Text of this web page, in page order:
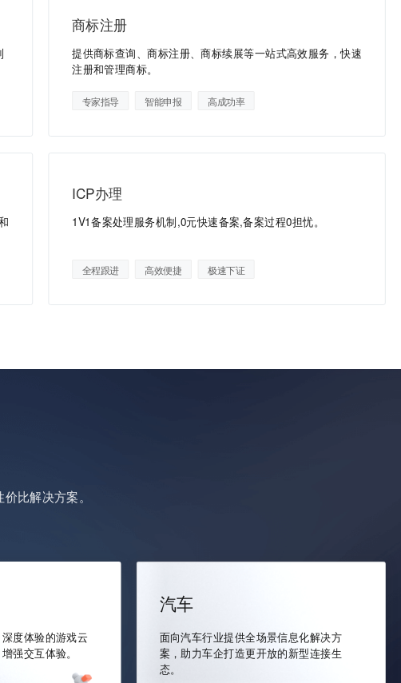
商标注册
提供商标查询、商标注册、商标续展等一站式高效服务，快速
注册和管理商标。
专家指导 智能申报 高成功率
ICP办理
1V1备案处理服务机制,0元快速备案,备案过程0担忧。
全程跟进 高效便捷 极速下证
比解决方案。
度体验的游戏云
强交互体验。
汽车
面向汽车行业提供全场景信息化解决方
案，助力车企打造更开放的新型连接生
态。